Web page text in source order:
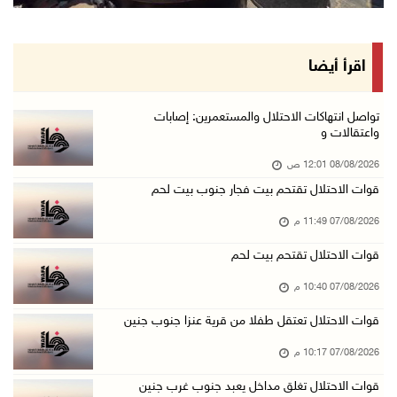
مستعمرون يهاجمون قرية أبو نجيم ويصيبون مواطني ...
مستعمرون يهاجمون مساكن المواطنين في خربة الحم ...
بعد تجديد منع زيارات المعتقلين: أبو الحمص يدع ...
الرئاسة ترحب بإطلاق السعودية التحالف البحري ا ...
07/آب/2026 06:17 م
(محدث) نابلس: إصابة مواطن واعتقاله إثر هجوم ل ...
07/آب/2026 06:04 م
الرئاسة ترحب باتفاقية مكة للدفاع المشترك بين ...
اقرأ أيضا
تواصل انتهاكات الاحتلال والمستعمرين: إصابات
واعتقالات و
08/08/2026 12:01 ص
قوات الاحتلال تقتحم بيت فجار جنوب بيت لحم
07/08/2026 11:49 م
قوات الاحتلال تقتحم بيت لحم
07/08/2026 10:40 م
قوات الاحتلال تعتقل طفلا من قرية عنزا جنوب جنين
07/08/2026 10:17 م
قوات الاحتلال تغلق مداخل يعبد جنوب غرب جنين